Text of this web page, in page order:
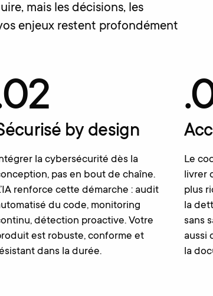
mais les décisions, les
enjeux restent profondément
by design
la cybersécurité dès la
pas en bout de chaîne.
renforce cette démarche : audit
du code, monitoring
détection proactive. Votre
est robuste, conforme et
dans la durée.
Le
livrer
plus
la
sans
aussi
la